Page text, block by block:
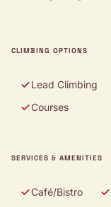
CLIMBING OPTIONS
Lead Climbing
Courses
SERVICES & AMENITIES
Café/Bistro